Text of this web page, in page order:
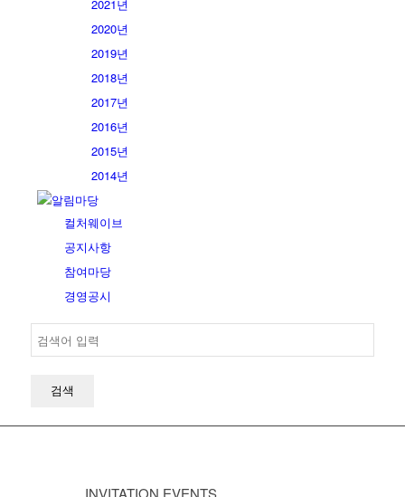
2021년
2020년
2019년
2018년
2017년
2016년
2015년
2014년
알림마당
컬처웨이브
공지사항
참여마당
경영공시
INVITATION EVENTS